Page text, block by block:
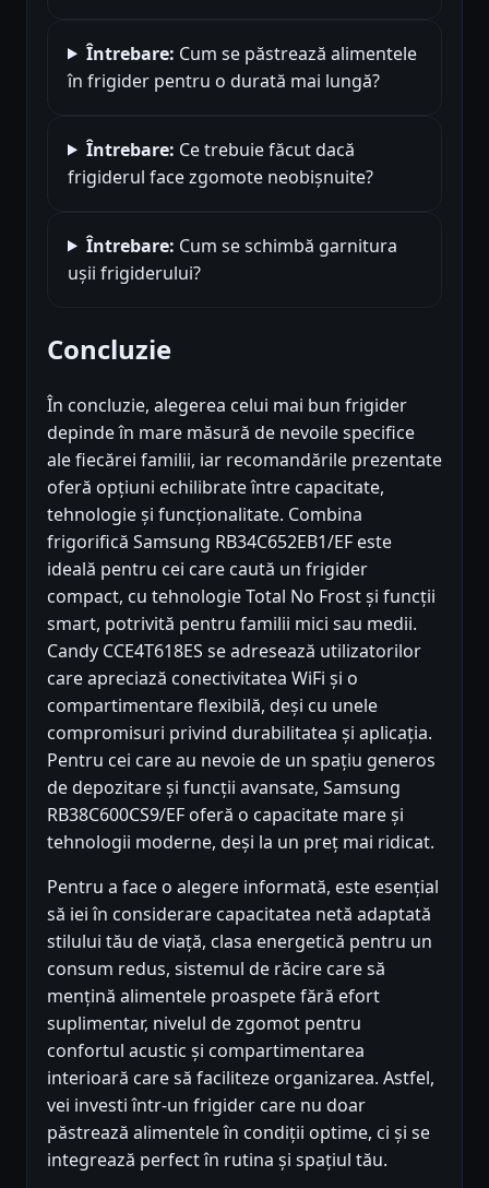
Întrebare: Cum se păstrează alimentele
în frigider pentru o durată mai lungă?
Întrebare: Ce trebuie făcut dacă
frigiderul face zgomote neobișnuite?
Întrebare: Cum se schimbă garnitura
ușii frigiderului?
Concluzie
În concluzie, alegerea celui mai bun frigider
depinde în mare măsură de nevoile specifice
ale fiecărei familii, iar recomandările prezentate
oferă opțiuni echilibrate între capacitate,
tehnologie și funcționalitate. Combina
frigorifică Samsung RB34C652EB1/EF este
ideală pentru cei care caută un frigider
compact, cu tehnologie Total No Frost și funcții
smart, potrivită pentru familii mici sau medii.
Candy CCE4T618ES se adresează utilizatorilor
care apreciază conectivitatea WiFi și o
compartimentare flexibilă, deși cu unele
compromisuri privind durabilitatea și aplicația.
Pentru cei care au nevoie de un spațiu generos
de depozitare și funcții avansate, Samsung
RB38C600CS9/EF oferă o capacitate mare și
tehnologii moderne, deși la un preț mai ridicat.
Pentru a face o alegere informată, este esențial
să iei în considerare capacitatea netă adaptată
stilului tău de viață, clasa energetică pentru un
consum redus, sistemul de răcire care să
mențină alimentele proaspete fără efort
suplimentar, nivelul de zgomot pentru
confortul acustic și compartimentarea
interioară care să faciliteze organizarea. Astfel,
vei investi într-un frigider care nu doar
păstrează alimentele în condiții optime, ci și se
integrează perfect în rutina și spațiul tău.